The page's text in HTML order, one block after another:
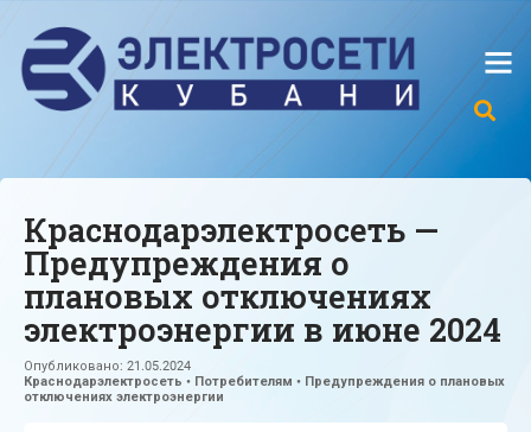
Краснодарэлектросеть —
Предупреждения о
плановых отключениях
электроэнергии в июне 2024
Опубликовано: 21.05.2024
Краснодарэлектросеть • Потребителям • Предупреждения о плановых
отключениях электроэнергии